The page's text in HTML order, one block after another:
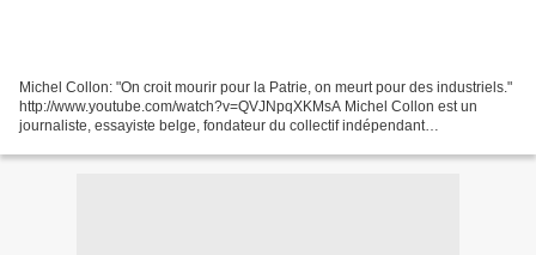
Michel Collon: "On croit mourir pour la Patrie, on meurt pour des industriels."
http://www.youtube.com/watch?v=QVJNpqXKMsA Michel Collon est un
journaliste, essayiste belge, fondateur du collectif indépendant